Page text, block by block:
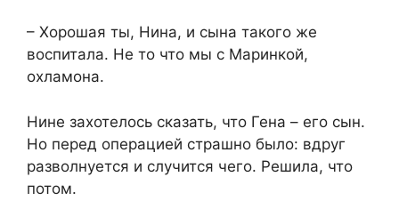
– Хорошая ты, Нина, и сына такого же
воспитала. Не то что мы с Маринкой,
охламона.
Нине захотелось сказать, что Гена – его сын.
Но перед операцией страшно было: вдруг
разволнуется и случится чего. Решила, что
потом.